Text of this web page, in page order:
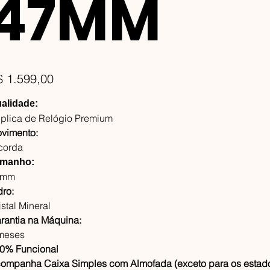
1.599,00
de Relógio Premium
Mineral
na Máquina:
Funcional
Caixa Simples com Almofada (exceto para os